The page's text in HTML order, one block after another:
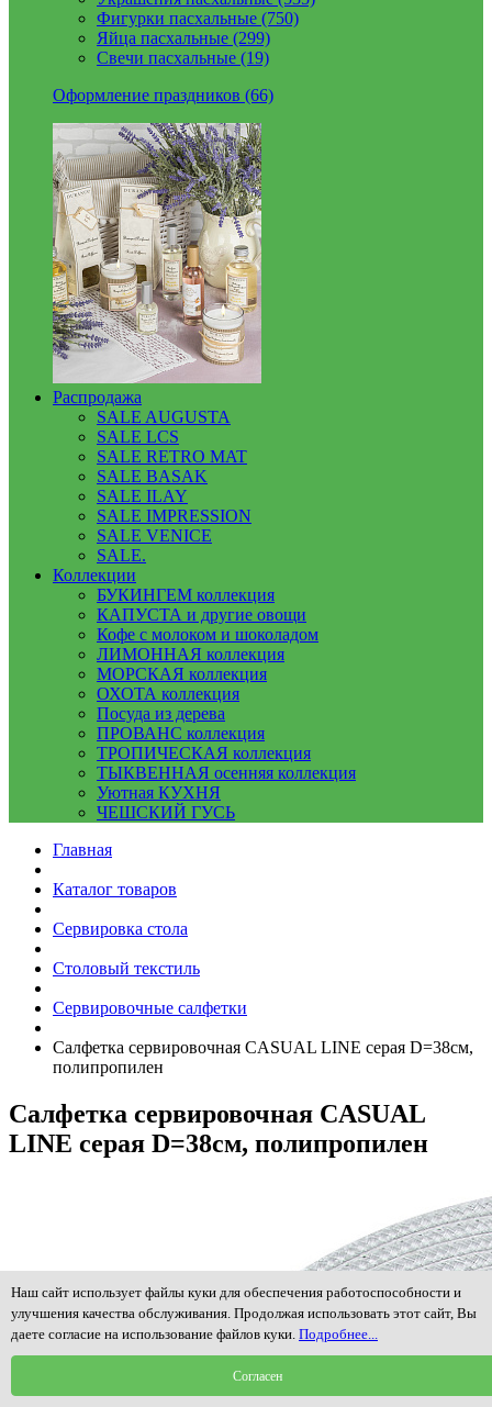
Фигурки пасхальные (750)
Яйца пасхальные (299)
Свечи пасхальные (19)
Оформление праздников (66)
Распродажа
SALE AUGUSTA
SALE LCS
SALE RETRO MAT
SALE BASAK
SALE ILAY
SALE IMPRESSION
SALE VENICE
SALE.
Коллекции
БУКИНГЕМ коллекция
КАПУСТА и другие овощи
Кофе с молоком и шоколадом
ЛИМОННАЯ коллекция
МОРСКАЯ коллекция
ОХОТА коллекция
Посуда из дерева
ПРОВАНС коллекция
ТРОПИЧЕСКАЯ коллекция
ТЫКВЕННАЯ осенняя коллекция
Уютная КУХНЯ
ЧЕШСКИЙ ГУСЬ
Главная
Каталог товаров
Сервировка стола
Столовый текстиль
Сервировочные салфетки
Салфетка сервировочная CASUAL LINE серая D=38см,
полипропилен
Салфетка сервировочная CASUAL
LINE серая D=38см, полипропилен
Наш сайт использует файлы куки для обеспечения работоспособности и
улучшения качества обслуживания. Продолжая использовать этот сайт, Вы
даете согласие на использование файлов куки. Подробнее...
Согласен